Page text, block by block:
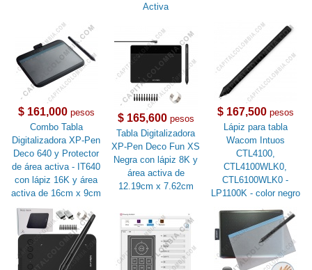
Activa
$ 161,000pesos
Combo Tabla
Digitalizadora XP-Pen
Deco 640 y Protector
de área activa - IT640
con lápiz 16K y área
activa de 16cm x 9cm
$ 165,600pesos
Tabla Digitalizadora
XP-Pen Deco Fun XS
Negra con lápiz 8K y
área activa de
12.19cm x 7.62cm
$ 167,500pesos
Lápiz para tabla
Wacom Intuos
CTL4100,
CTL4100WLK0,
CTL6100WLK0 -
LP1100K - color negro